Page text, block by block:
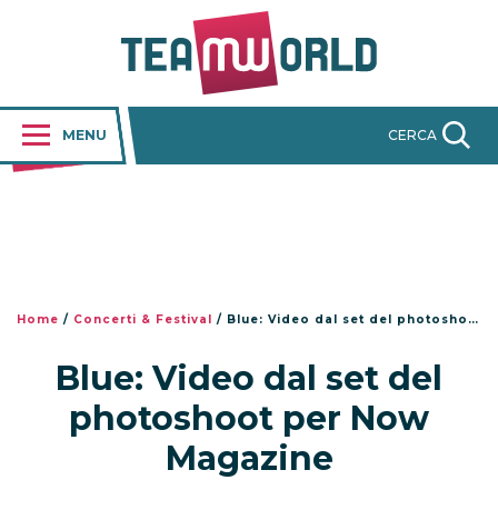
MENU CERCA
Home / Concerti & Festival / Blue: Video dal set del photoshoot per Now Magazine
Blue: Video dal set del
photoshoot per Now
Magazine